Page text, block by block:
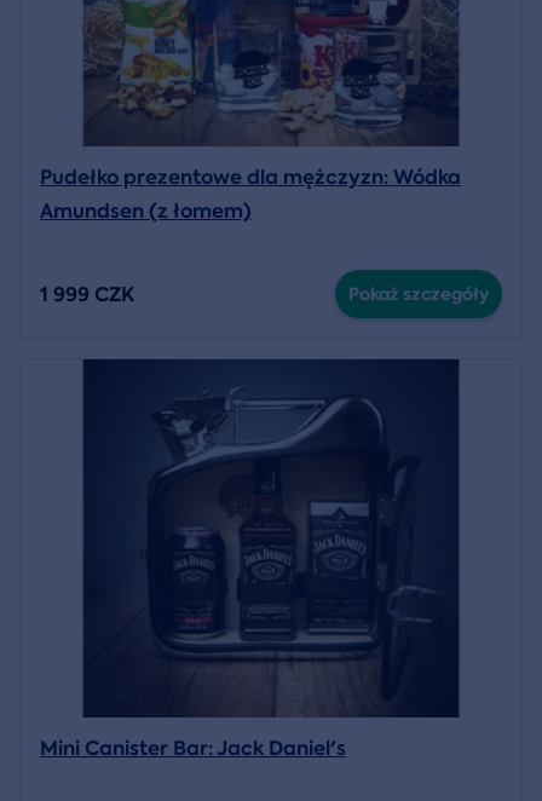
Pudełko prezentowe dla mężczyzn: Wódka
Amundsen (z łomem)
1 999 CZK Pokaż szczegóły
Mini Canister Bar: Jack Daniel's